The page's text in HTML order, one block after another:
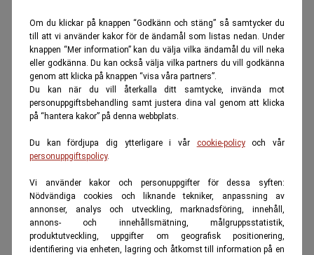
Om du klickar på knappen “Godkänn och stäng” så samtycker du
till att vi använder kakor för de ändamål som listas nedan. Under
knappen “Mer information” kan du välja vilka ändamål du vill neka
eller godkänna. Du kan också välja vilka partners du vill godkänna
genom att klicka på knappen “visa våra partners”.
Du kan när du vill återkalla ditt samtycke, invända mot
personuppgiftsbehandling samt justera dina val genom att klicka
på “hantera kakor” på denna webbplats.
Du kan fördjupa dig ytterligare i vår cookie-policyoch vår
personuppgiftspolicy.
Vi använder kakor och personuppgifter för dessa syften:
Nödvändiga cookies och liknande tekniker, anpassning av
annonser, analys och utveckling, marknadsföring, innehåll,
annons- och innehållsmätning, målgruppsstatistik,
produktutveckling, uppgifter om geografisk positionering,
identifiering via enheten, lagring och åtkomst till information på en